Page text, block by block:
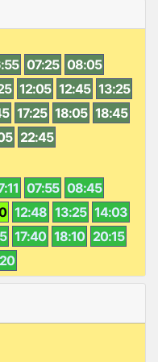
07:25 08:05
12:05 12:45 13:25
17:25 18:05 18:45
22:45
07:55 08:45
12:48 13:25 14:03
17:40 18:10 20:15